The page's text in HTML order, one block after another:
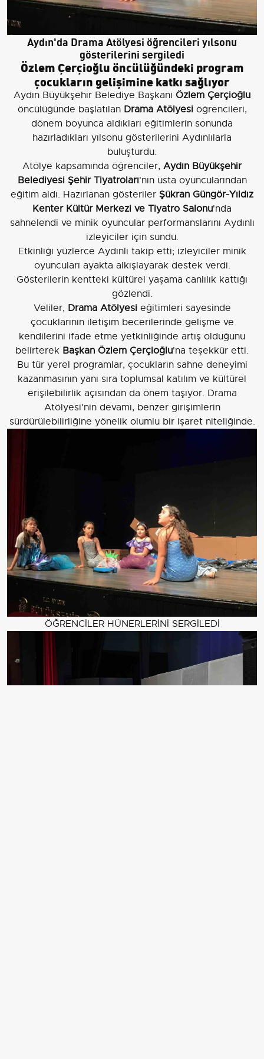
Aydın'da Drama Atölyesi öğrencileri yılsonu
gösterilerini sergiledi
Özlem Çerçioğlu öncülüğündeki program
çocukların gelişimine katkı sağlıyor
Aydın Büyükşehir Belediye Başkanı Özlem Çerçioğlu
öncülüğünde başlatılan Drama Atölyesiöğrencileri,
dönem boyunca aldıkları eğitimlerin sonunda
hazırladıkları yılsonu gösterilerini Aydınlılarla
buluşturdu.
Atölye kapsamında öğrenciler, Aydın Büyükşehir
Belediyesi Şehir Tiyatroları'nın usta oyuncularından
eğitim aldı. Hazırlanan gösteriler Şükran Güngör-Yıldız
Kenter Kültür Merkezi ve Tiyatro Salonu'nda
sahnelendi ve minik oyuncular performanslarını Aydınlı
izleyiciler için sundu.
Etkinliği yüzlerce Aydınlı takip etti; izleyiciler minik
oyuncuları ayakta alkışlayarak destek verdi.
Gösterilerin kentteki kültürel yaşama canlılık kattığı
gözlendi.
Veliler, Drama Atölyesieğitimleri sayesinde
çocuklarının iletişim becerilerinde gelişme ve
kendilerini ifade etme yetkinliğinde artış olduğunu
belirterek Başkan Özlem Çerçioğlu'na teşekkür etti.
Bu tür yerel programlar, çocukların sahne deneyimi
kazanmasının yanı sıra toplumsal katılım ve kültürel
erişilebilirlik açısından da önem taşıyor. Drama
Atölyesi'nin devamı, benzer girişimlerin
sürdürülebilirliğine yönelik olumlu bir işaret niteliğinde.
ÖĞRENCİLER HÜNERLERİNİ SERGİLEDİ